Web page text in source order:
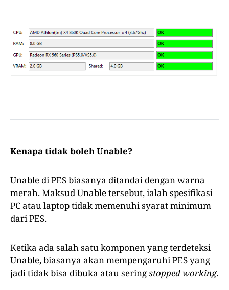
Kenapa tidak boleh Unable?
Unable di PES biasanya ditandai dengan warna
merah. Maksud Unable tersebut, ialah spesifikasi
PC atau laptop tidak memenuhi syarat minimum
dari PES.
Ketika ada salah satu komponen yang terdeteksi
Unable, biasanya akan mempengaruhi PES yang
jadi tidak bisa dibuka atau seringstopped working.